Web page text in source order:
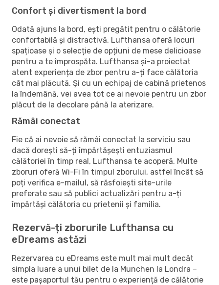
Confort și divertisment la bord
Odată ajuns la bord, ești pregătit pentru o călătorie
confortabilă și distractivă. Lufthansa oferă locuri
spațioase și o selecție de opțiuni de mese delicioase
pentru a te împrospăta. Lufthansa și-a proiectat
atent experiența de zbor pentru a-ți face călătoria
cât mai plăcută. Și cu un echipaj de cabină prietenos
la îndemână, vei avea tot ce ai nevoie pentru un zbor
plăcut de la decolare până la aterizare.
Rămâi conectat
Fie că ai nevoie să rămâi conectat la serviciu sau
dacă dorești să-ți împărtășești entuziasmul
călătoriei în timp real, Lufthansa te acoperă. Multe
zboruri oferă Wi-Fi în timpul zborului, astfel încât să
poți verifica e-mailul, să răsfoiești site-urile
preferate sau să publici actualizări pentru a-ți
împărtăși călătoria cu prietenii și familia.
Rezervă-ți zborurile Lufthansa cu
eDreams astăzi
Rezervarea cu eDreams este mult mai mult decât
simpla luare a unui bilet de la Munchen la Londra –
este pașaportul tău pentru o experiență de călătorie